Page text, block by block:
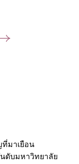
มาเยือน
ดับมหาวิทยาลัย